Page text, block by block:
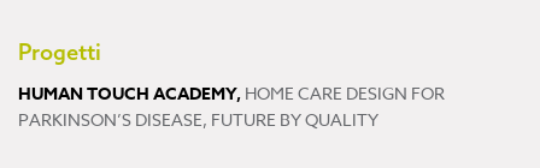
Progetti
HUMAN TOUCH ACADEMY, HOME CARE DESIGN FOR
PARKINSON’S DISEASE, FUTURE BY QUALITY